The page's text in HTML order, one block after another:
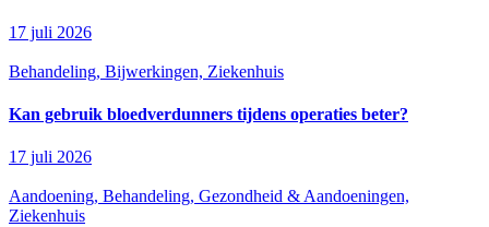
17 juli 2026
Behandeling, Bijwerkingen, Ziekenhuis
Kan gebruik bloedverdunners tijdens operaties beter?
17 juli 2026
Aandoening, Behandeling, Gezondheid & Aandoeningen,
Ziekenhuis